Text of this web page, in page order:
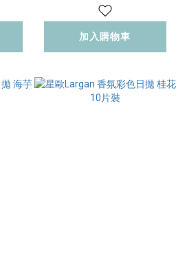
加入購物車